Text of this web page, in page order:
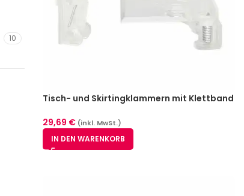
10
Tisch- und Skirtingklammern mit Klettband
5-35 mm
29,69 € (inkl. MwSt.)
IN DEN WARENKORB